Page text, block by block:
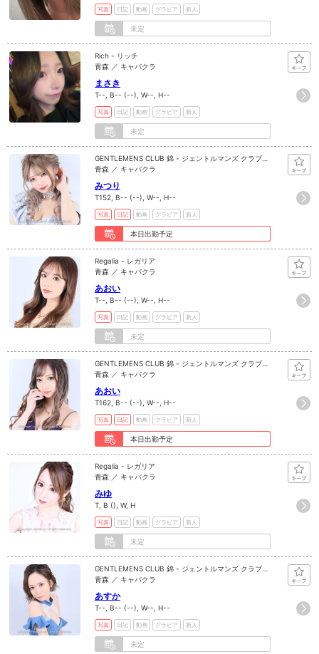
写真 日記 動画 グラビア 新人
未定
Rich - リッチ
青森 ／ キャバクラ
まさき
T--, B-- (--), W--, H--
写真 日記 動画 グラビア 新人
未定
GENTLEMENS CLUB 錦 - ジェントルマンズ クラブ
ニシキ
青森 ／ キャバクラ
みつり
T152, B-- (--), W--, H--
写真 日記 動画 グラビア 新人
本日出勤予定
Regalia - レガリア
青森 ／ キャバクラ
あおい
T--, B-- (--), W--, H--
写真 日記 動画 グラビア 新人
未定
GENTLEMENS CLUB 錦 - ジェントルマンズ クラブ
ニシキ
青森 ／ キャバクラ
あおい
T162, B-- (--), W--, H--
写真 日記 動画 グラビア 新人
本日出勤予定
Regalia - レガリア
青森 ／ キャバクラ
みゆ
T, B (), W, H
写真 日記 動画 グラビア 新人
未定
GENTLEMENS CLUB 錦 - ジェントルマンズ クラブ
ニシキ
青森 ／ キャバクラ
あすか
T--, B-- (--), W--, H--
写真 日記 動画 グラビア 新人
未定